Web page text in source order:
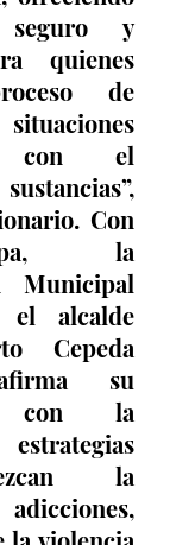
y
quienes
de
con el
Con
la
Municipal
el alcalde
Cepeda
su
con la
la